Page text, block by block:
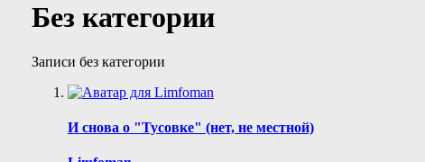
Без категории
Записи без категории
И снова о "Тусовке" (нет, не местной)